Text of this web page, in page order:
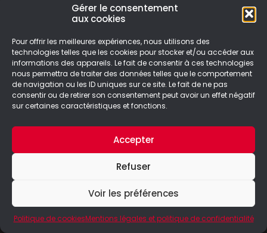
Gérer le consentement
aux cookies
Pour offrir les meilleures expériences, nous utilisons des
technologies telles que les cookies pour stocker et/ou accéder aux
informations des appareils. Le fait de consentir à ces technologies
nous permettra de traiter des données telles que le comportement
de navigation ou les ID uniques sur ce site. Le fait de ne pas
consentir ou de retirer son consentement peut avoir un effet négatif
sur certaines caractéristiques et fonctions.
Accepter
Refuser
Voir les préférences
Politique de cookiesMentions légales et politique de confidentialité
Autopsy Simulator est un jeu de simulation
par
LIRE LA SUITE
23/06/2024
© Le Geek Paresseux –Mentions légales & Politique de